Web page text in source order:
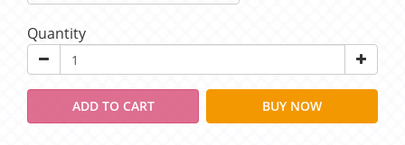
Quantity
ADD TO CART BUY NOW